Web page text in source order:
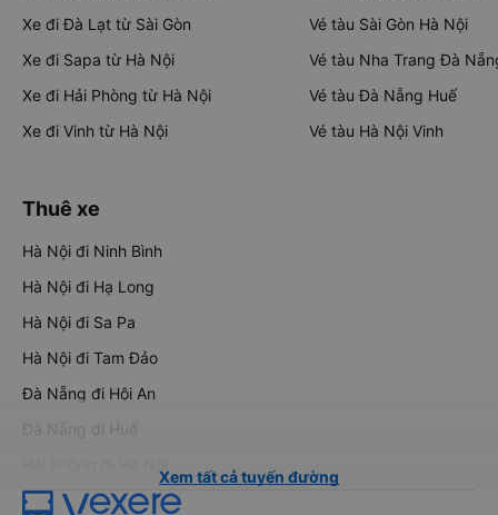
Xe đi Đà Lạt từ Sài Gòn
Xe đi Sapa từ Hà Nội
Xe đi Hải Phòng từ Hà Nội
Xe đi Vinh từ Hà Nội
Vé tàu Sài Gòn Hà Nội
Vé tàu Nha Trang Đà
Vé tàu Đà Nẵng Huế
Vé tàu Hà Nội Vinh
Thuê xe
Hà Nội đi Ninh Bình
Hà Nội đi Hạ Long
Hà Nội đi Sa Pa
Hà Nội đi Tam Đảo
Đà Nẵng đi Hội An
Đà Nẵng đi Huế
Xem tất cả tuyến đường